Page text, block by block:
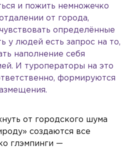
и пожить немножечко
от города,
определённые
у людей есть запрос на то,
наполнение себя
И туроператоры на это
формируются
от городского шума
создаются все
глэмпинги —